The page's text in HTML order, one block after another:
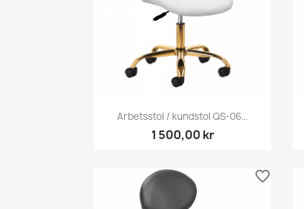
 Snabbvy
Arbetsstol / kundstol QS-06...
1 500,00 kr
favorite_border